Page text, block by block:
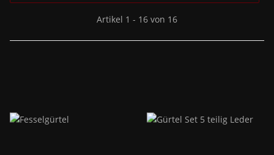
Artikel 1 - 16 von 16